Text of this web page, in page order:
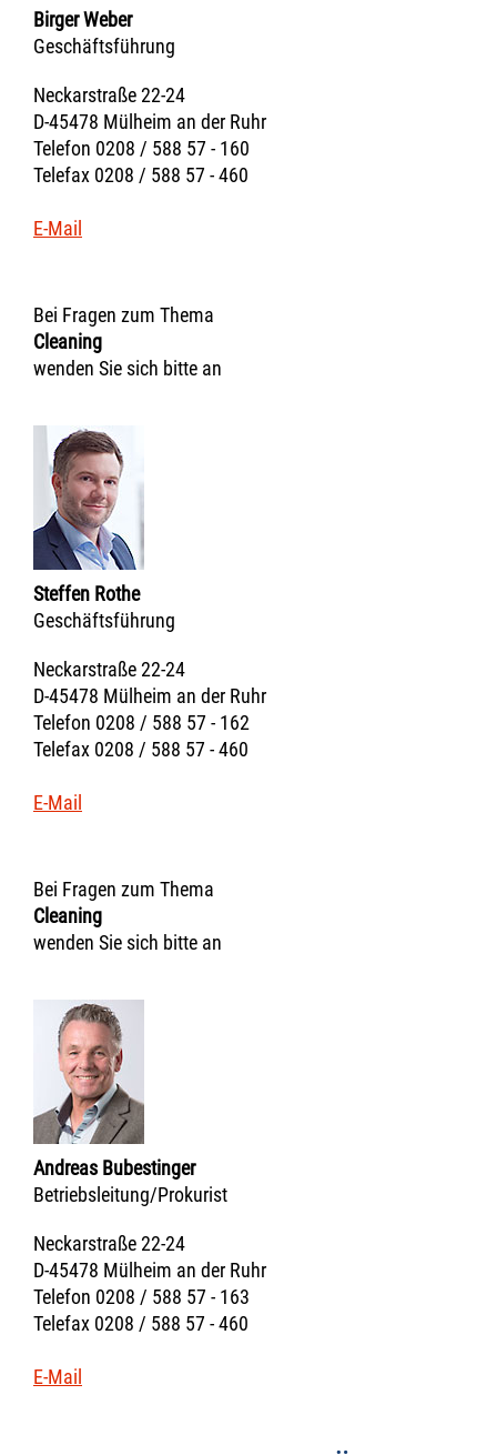
Birger Weber
Geschäftsführung
Neckarstraße 22-24
D-45478 Mülheim an der Ruhr
Telefon 0208 / 588 57 - 160
Telefax 0208 / 588 57 - 460
E-Mail
Bei Fragen zum Thema
Cleaning
wenden Sie sich bitte an
Steffen Rothe
Geschäftsführung
Neckarstraße 22-24
D-45478 Mülheim an der Ruhr
Telefon 0208 / 588 57 - 162
Telefax 0208 / 588 57 - 460
E-Mail
Bei Fragen zum Thema
Cleaning
wenden Sie sich bitte an
Andreas Bubestinger
Betriebsleitung/Prokurist
Neckarstraße 22-24
D-45478 Mülheim an der Ruhr
Telefon 0208 / 588 57 - 163
Telefax 0208 / 588 57 - 460
E-Mail